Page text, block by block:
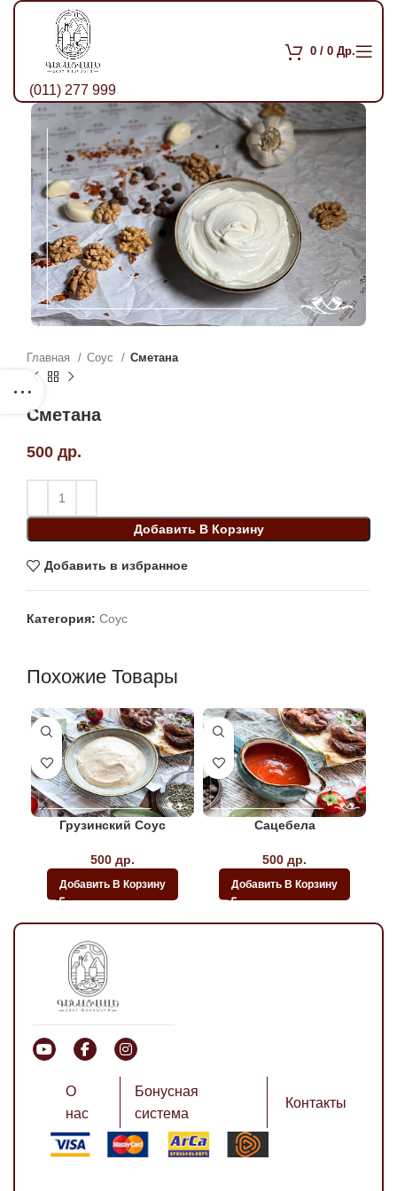
(011) 277 999
0 / 0 Др.
Главная Соус Сметана
Сметана
500 др.
Добавить В Корзину
Добавить в избранное
Категория: Соус
Похожие Товары
Грузинский Соус
500 др.
Добавить В Корзину
Сацебела
500 др.
Добавить В Корзину
О
нас
Бонусная
система
Контакты